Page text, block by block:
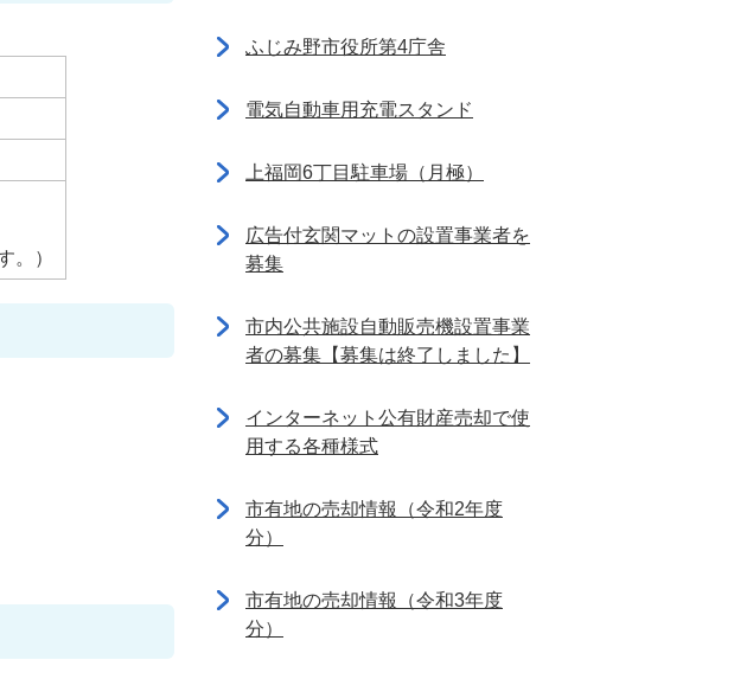
。）
ふじみ野市役所第4庁舎
電気自動車用充電スタンド
上福岡6丁目駐車場（月極）
広告付玄関マットの設置事業者を
募集
市内公共施設自動販売機設置事業
者の募集【募集は終了しました】
インターネット公有財産売却で使
用する各種様式
市有地の売却情報（令和2年度
分）
市有地の売却情報（令和3年度
分）